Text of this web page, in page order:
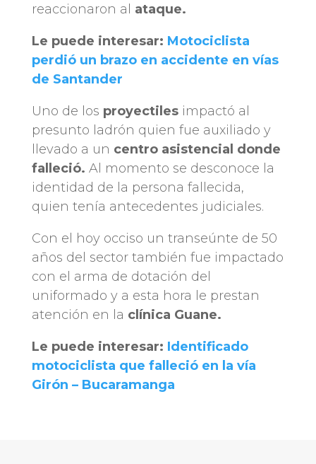
reaccionaron al ataque.
Le puede interesar: Motociclista
perdió un brazo en accidente en vías
de Santander
Uno de los proyectilesimpactó al
presunto ladrón quien fue auxiliado y
llevado a un centro asistencial donde
falleció. Al momento se desconoce la
identidad de la persona fallecida,
quien tenía antecedentes judiciales.
Con el hoy occiso un transeúnte de 50
años del sector también fue impactado
con el arma de dotación del
uniformado y a esta hora le prestan
atención en la clínica Guane.
Le puede interesar: Identificado
motociclista que falleció en la vía
Girón – Bucaramanga